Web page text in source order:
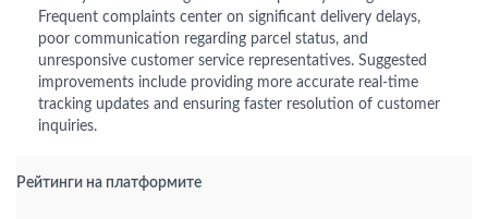
Frequent complaints center on significant delivery delays,
poor communication regarding parcel status, and
unresponsive customer service representatives. Suggested
improvements include providing more accurate real-time
tracking updates and ensuring faster resolution of customer
inquiries.
Рейтинги на платформите